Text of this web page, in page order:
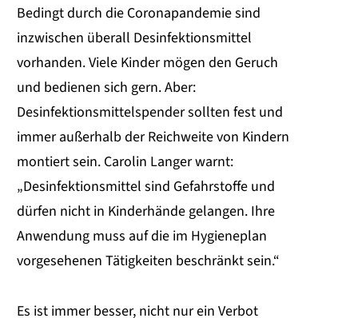
Bedingt durch die Coronapandemie sind
inzwischen überall Desinfektionsmittel
vorhanden. Viele Kinder mögen den Geruch
und bedienen sich gern. Aber:
Desinfektionsmittelspender sollten fest und
immer außerhalb der Reichweite von Kindern
montiert sein. Carolin Langer warnt:
„Desinfektionsmittel sind Gefahrstoffe und
dürfen nicht in Kinderhände gelangen. Ihre
Anwendung muss auf die im Hygieneplan
vorgesehenen Tätigkeiten beschränkt sein.“
Es ist immer besser, nicht nur ein Verbot